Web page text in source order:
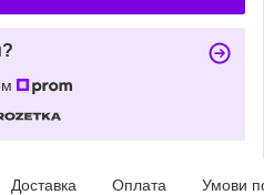
Доставка Оплата Умови